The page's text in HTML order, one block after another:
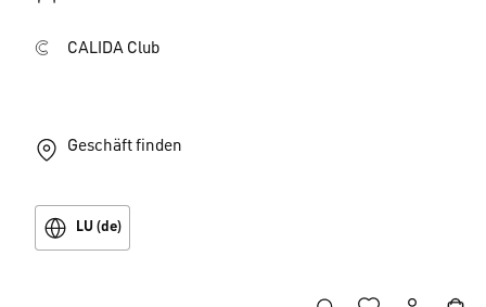
CALIDA Club
Geschäft finden
LU (de)